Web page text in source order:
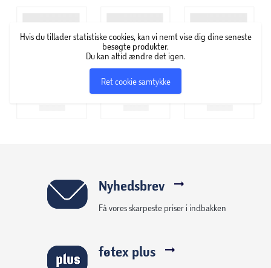
Hvis du tillader statistiske cookies, kan vi nemt vise dig dine seneste
besøgte produkter.
Du kan altid ændre det igen.
Ret cookie samtykke
Nyhedsbrev
Få vores skarpeste priser i indbakken
føtex plus